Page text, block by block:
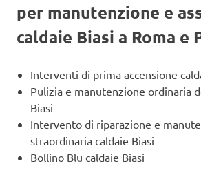
per manutenzione e
caldaie Biasi a Roma e
Interventi di prima accensione
Pulizia e manutenzione ordinaria
Biasi
Intervento di riparazione e
straordinaria caldaie Biasi
Bollino Blu caldaie Biasi